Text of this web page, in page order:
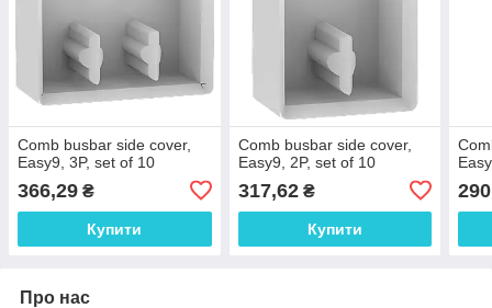
Comb busbar side cover,
Easy9, 3P, set of 10
366,29 ₴
Купити
Comb busbar side cover,
Easy9, 2P, set of 10
317,62₴
Купити
Про нас